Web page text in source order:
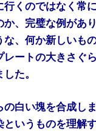
行くのではなく常
、完璧な例があ
、何か新しいも
ートの大きさぐ
た。
白い塊を合成し
というものを理解